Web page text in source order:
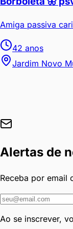
Amiga passiva
42 anos
Jardim Novo
Alertas de
Receba por email
Ao se inscrever,